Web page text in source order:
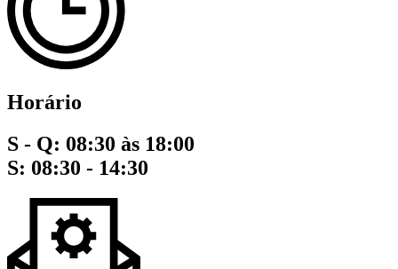
Horário
S - Q: 08:30 às 18:00
S: 08:30 - 14:30